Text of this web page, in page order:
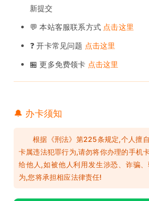
新提交
💬 本站客服联系方式 点击这里
❓ 开卡常见问题 点击这里
🏪 更多免费领卡 点击这里
🔔 办卡须知
根据《刑法》第225条规定,个人擅
卡属违法犯罪行为,请勿将你办理的手机
给他人,如被他人利用发生涉恐、诈骗
为,您将承担相应法律责任!